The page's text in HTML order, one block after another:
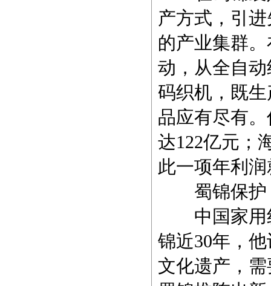
产方式，引
的产业集群
动，从全自
码织机，既
品应有尽有
达122亿元；
此一项年利
蜀锦保护
中国家用纺
锦近30年，
文化遗产，